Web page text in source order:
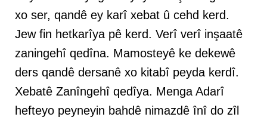
xo ser, qandê ey karî xebat û cehd kerd.
Jew fin hetkarîya pê kerd. Verî verî inşaatê
zaningehî qedîna. Mamosteyê ke dekewê
ders qandê dersanê xo kitabî peyda kerdî.
Xebatê Zanîngehî qedîya. Menga Adarî
hefteyo peyneyin bahdê nimazdê înî do zîl